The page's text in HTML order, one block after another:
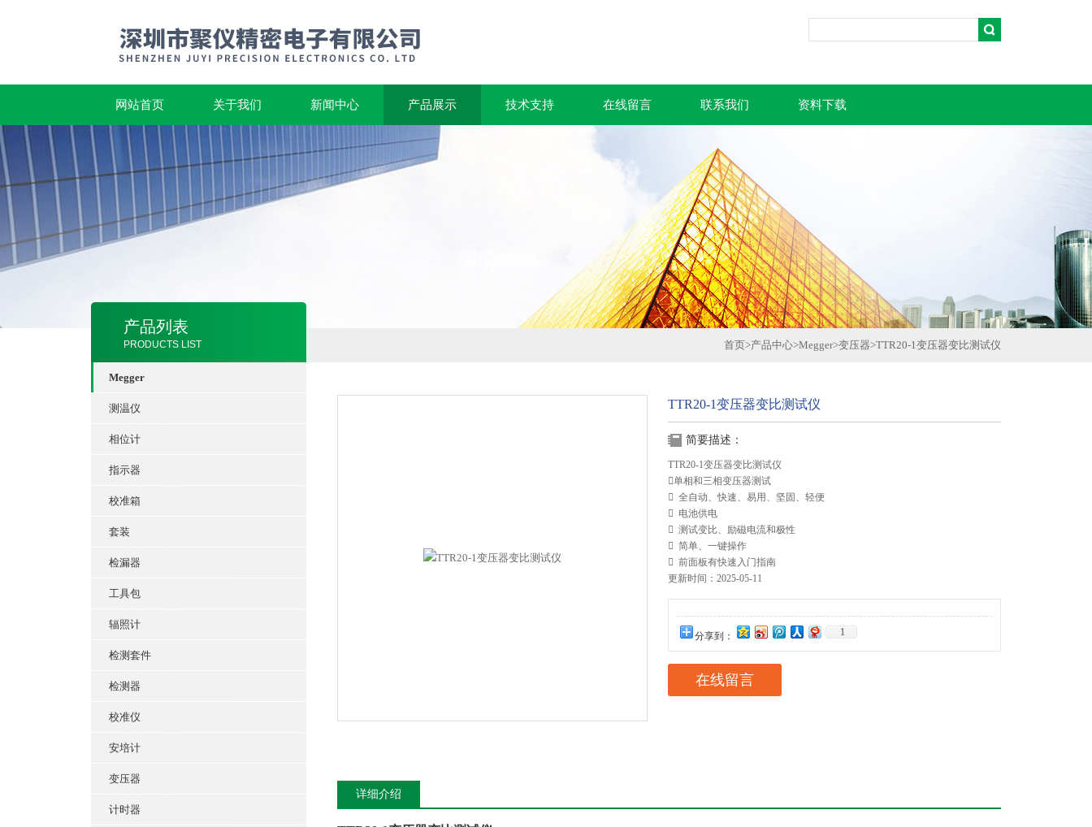
网站首页 关于我们 新闻中心 产品展示 技术支持 在线留言 联系我们 资料下载
产品列表
PRODUCTS LIST
Megger
测温仪
相位计
指示器
校准箱
套装
检漏器
工具包
辐照计
检测套件
检测器
校准仪
安培计
变压器
计时器
首页>产品中心>Megger>变压器>TTR20-1变压器变比测试仪
TTR20-1变压器变比测试仪
简要描述：
TTR20-1变压器变比测试仪
单相和三相变压器测试
 全自动、快速、易用、坚固、轻便
 电池供电
 测试变比、励磁电流和极性
 简单、一键操作
 前面板有快速入门指南
更新时间：2025-05-11
分享到： 1
在线留言
详细介绍